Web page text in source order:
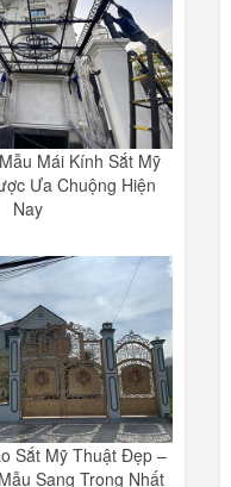
Mái Kính Sắt Mỹ
Ưa Chuộng Hiện
Nay
Sắt Mỹ Thuật Đẹp –
Sang Trọng Nhất